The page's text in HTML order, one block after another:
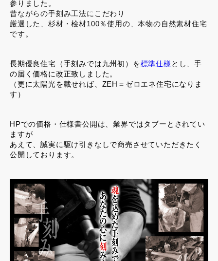
参りました。
昔ながらの手刻み工法にこだわり
厳選した、杉材・桧材100％使用の、本物の自然素材住宅
です。
長期優良住宅（手刻みでは九州初）を標準仕様 とし、手
の届く価格に改正致しました。
（更に太陽光を載せれば、ZEH＝ゼロエネ住宅になりま
す）
HPでの価格・仕様書公開は、業界ではタブーとされてい
ますが
あえて、誠実に駆け引きなしで商売させていただきたく
公開しております。